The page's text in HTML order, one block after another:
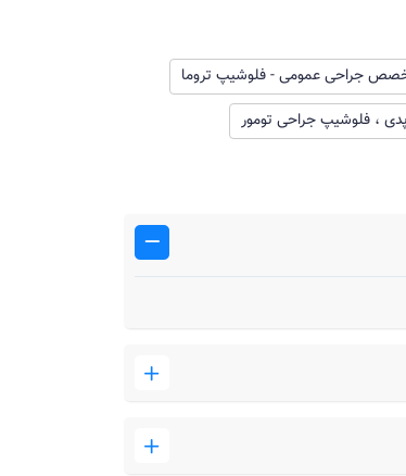
جراحی عمومی - فلوشیپ تروما
، فلوشیپ جراحی تومور